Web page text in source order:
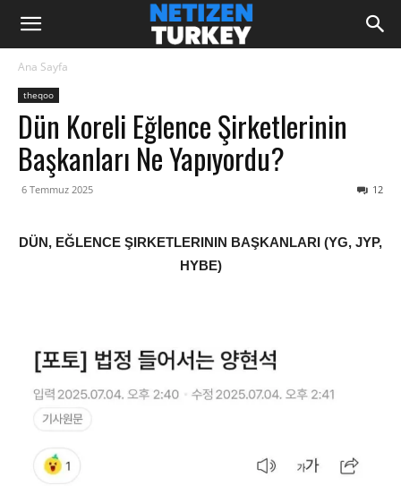
Ana Sayfa
theqoo
Dün Koreli Eğlence Şirketlerinin
Başkanları Ne Yapıyordu?
6 Temmuz 2025 12
DÜN, EĞLENCE ŞIRKETLERININ BAŞKANLARI (YG, JYP,
HYBE)